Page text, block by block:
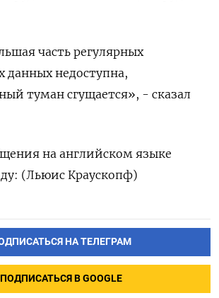
часть регулярных
данных недоступна,
туман сгущается», - сказал
на английском языке
(Льюис Краускопф)
НА ТЕЛЕГРАМ
ПОДПИСАТЬСЯ В GOOGLE